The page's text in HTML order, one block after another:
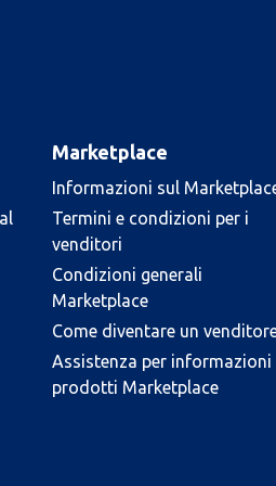
Marketplace
Informazioni sul
Termini e condizioni per i
venditori
Condizioni generali
Marketplace
Come diventare un
Assistenza per informazioni
prodotti Marketplace